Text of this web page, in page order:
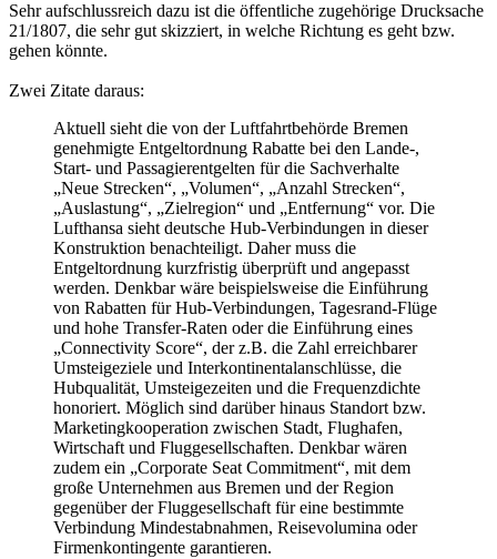
Sehr aufschlussreich dazu ist die öffentliche zugehörige Drucksache
21/1807, die sehr gut skizziert, in welche Richtung es geht bzw.
gehen könnte.
Zwei Zitate daraus:
Aktuell sieht die von der Luftfahrtbehörde Bremen
genehmigte Entgeltordnung Rabatte bei den Lande-,
Start- und Passagierentgelten für die Sachverhalte
„Neue Strecken“, „Volumen“, „Anzahl Strecken“,
„Auslastung“, „Zielregion“ und „Entfernung“ vor. Die
Lufthansa sieht deutsche Hub-Verbindungen in dieser
Konstruktion benachteiligt. Daher muss die
Entgeltordnung kurzfristig überprüft und angepasst
werden. Denkbar wäre beispielsweise die Einführung
von Rabatten für Hub-Verbindungen, Tagesrand-Flüge
und hohe Transfer-Raten oder die Einführung eines
„Connectivity Score“, der z.B. die Zahl erreichbarer
Umsteigeziele und Interkontinentalanschlüsse, die
Hubqualität, Umsteigezeiten und die Frequenzdichte
honoriert. Möglich sind darüber hinaus Standort bzw.
Marketingkooperation zwischen Stadt, Flughafen,
Wirtschaft und Fluggesellschaften. Denkbar wären
zudem ein „Corporate Seat Commitment“, mit dem
große Unternehmen aus Bremen und der Region
gegenüber der Fluggesellschaft für eine bestimmte
Verbindung Mindestabnahmen, Reisevolumina oder
Firmenkontingente garantieren.